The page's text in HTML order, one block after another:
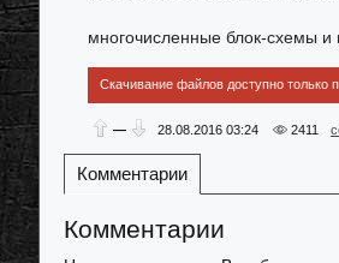
многочисленные блок-схемы и
Скачивание файлов доступно только
— 28.08.2016 03:24 2411
Комментарии
Комментарии